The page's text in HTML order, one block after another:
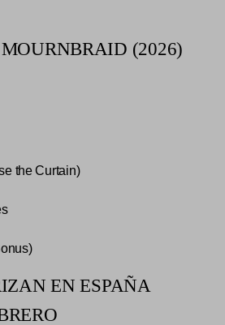
(2026)
the Curtain)
EN ESPAÑA